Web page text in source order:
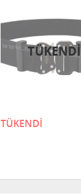
TÜKENDİ
TÜKENDI